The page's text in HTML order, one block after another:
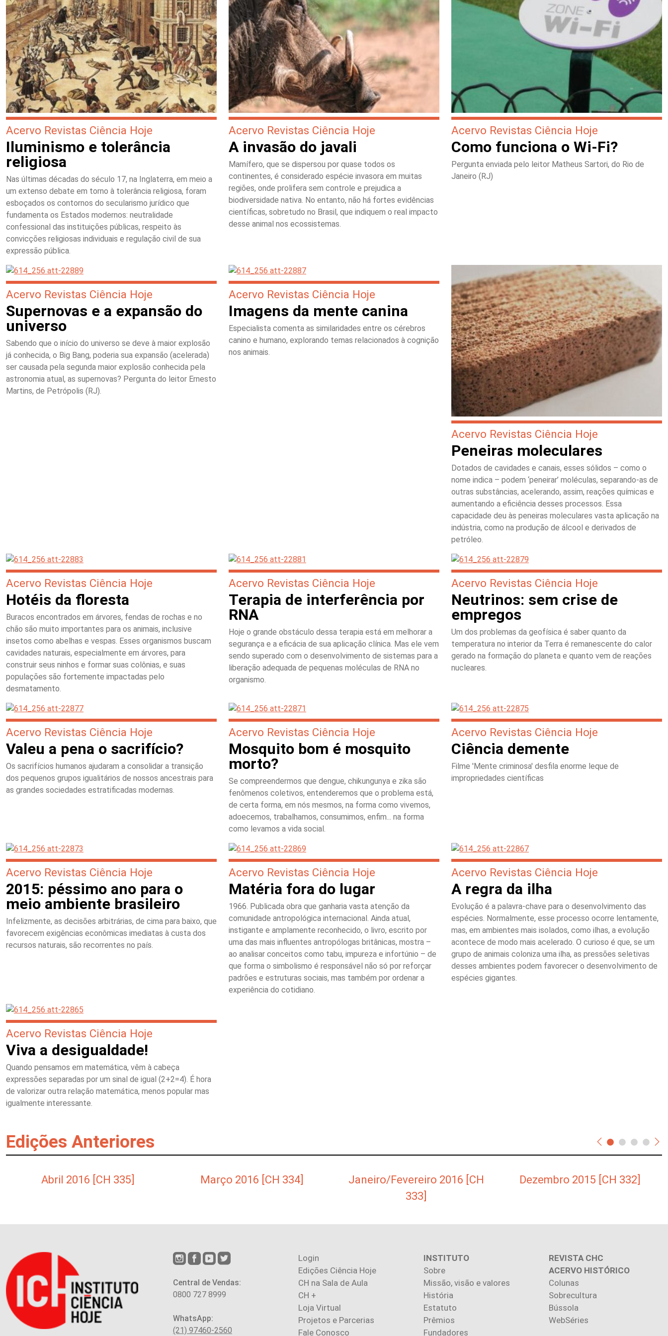
Acervo Revistas Ciência Hoje
Iluminismo e tolerância
religiosa
Nas últimas décadas do século 17, na Inglaterra, em meio a
um extenso debate em torno à tolerância religiosa, foram
esboçados os contornos do secularismo jurídico que
fundamenta os Estados modernos: neutralidade
confessional das instituições públicas, respeito às
convicções religiosas individuais e regulação civil de sua
expressão pública.
Acervo Revistas Ciência Hoje
A invasão do javali
Mamífero, que se dispersou por quase todos os
continentes, é considerado espécie invasora em muitas
regiões, onde prolifera sem controle e prejudica a
biodiversidade nativa. No entanto, não há fortes evidências
científicas, sobretudo no Brasil, que indiquem o real impacto
desse animal nos ecossistemas.
Acervo Revistas Ciência Hoje
Como funciona o Wi-Fi?
Pergunta enviada pelo leitor Matheus Sartori, do Rio de
Janeiro (RJ)
Acervo Revistas Ciência Hoje
Supernovas e a expansão do
universo
Sabendo que o início do universo se deve à maior explosão
já conhecida, o Big Bang, poderia sua expansão (acelerada)
ser causada pela segunda maior explosão conhecida pela
astronomia atual, as supernovas? Pergunta do leitor Ernesto
Martins, de Petrópolis (RJ).
Acervo Revistas Ciência Hoje
Imagens da mente canina
Especialista comenta as similaridades entre os cérebros
canino e humano, explorando temas relacionados à cognição
nos animais.
Acervo Revistas Ciência Hoje
Peneiras moleculares
Dotados de cavidades e canais, esses sólidos – como o
nome indica – podem ‘peneirar’ moléculas, separando-as de
outras substâncias, acelerando, assim, reações químicas e
aumentando a eficiência desses processos. Essa
capacidade deu às peneiras moleculares vasta aplicação na
indústria, como na produção de álcool e derivados de
petróleo.
Acervo Revistas Ciência Hoje
Hotéis da floresta
Buracos encontrados em árvores, fendas de rochas e no
chão são muito importantes para os animais, inclusive
insetos como abelhas e vespas. Esses organismos buscam
cavidades naturais, especialmente em árvores, para
construir seus ninhos e formar suas colônias, e suas
populações são fortemente impactadas pelo
desmatamento.
Acervo Revistas Ciência Hoje
Terapia de interferência por
RNA
Hoje o grande obstáculo dessa terapia está em melhorar a
segurança e a eficácia de sua aplicação clínica. Mas ele vem
sendo superado com o desenvolvimento de sistemas para a
liberação adequada de pequenas moléculas de RNA no
organismo.
Acervo Revistas Ciência Hoje
Neutrinos: sem crise de
empregos
Um dos problemas da geofísica é saber quanto da
temperatura no interior da Terra é remanescente do calor
gerado na formação do planeta e quanto vem de reações
nucleares.
Acervo Revistas Ciência Hoje
Valeu a pena o sacrifício?
Os sacrifícios humanos ajudaram a consolidar a transição
dos pequenos grupos igualitários de nossos ancestrais para
as grandes sociedades estratificadas modernas.
Acervo Revistas Ciência Hoje
Mosquito bom é mosquito
morto?
Se compreendermos que dengue, chikungunya e zika são
fenômenos coletivos, entenderemos que o problema está,
de certa forma, em nós mesmos, na forma como vivemos,
adoecemos, trabalhamos, consumimos, enfim... na forma
como levamos a vida social.
Acervo Revistas Ciência Hoje
Ciência demente
Filme 'Mente criminosa' desfila enorme leque de
impropriedades científicas
Acervo Revistas Ciência Hoje
2015: péssimo ano para o
meio ambiente brasileiro
Infelizmente, as decisões arbitrárias, de cima para baixo, que
favorecem exigências econômicas imediatas à custa dos
recursos naturais, são recorrentes no país.
Acervo Revistas Ciência Hoje
Matéria fora do lugar
1966. Publicada obra que ganharia vasta atenção da
comunidade antropológica internacional. Ainda atual,
instigante e amplamente reconhecido, o livro, escrito por
uma das mais influentes antropólogas britânicas, mostra –
ao analisar conceitos como tabu, impureza e infortúnio – de
que forma o simbolismo é responsável não só por reforçar
padrões e estruturas sociais, mas também por ordenar a
experiência do cotidiano.
Acervo Revistas Ciência Hoje
A regra da ilha
Evolução é a palavra-chave para o desenvolvimento das
espécies. Normalmente, esse processo ocorre lentamente,
mas, em ambientes mais isolados, como ilhas, a evolução
acontece de modo mais acelerado. O curioso é que, se um
grupo de animais coloniza uma ilha, as pressões seletivas
desses ambientes podem favorecer o desenvolvimento de
espécies gigantes.
Acervo Revistas Ciência Hoje
Viva a desigualdade!
Quando pensamos em matemática, vêm à cabeça
expressões separadas por um sinal de igual (2+2=4). É hora
de valorizar outra relação matemática, menos popular mas
igualmente interessante.
Edições Anteriores
Abril 2016 [CH 335] Março 2016 [CH 334]
Janeiro/Fevereiro 2016 [CH
333]
Dezembro 2015 [CH 332]
Central de Vendas:
0800 727 8999
WhatsApp:
(21) 97460-2560
Login
Edições Ciência Hoje
CH na Sala de Aula
CH +
Loja Virtual
Projetos e Parcerias
Fale Conosco
INSTITUTO
Sobre
Missão, visão e valores
História
Estatuto
Prêmios
Fundadores
REVISTA CHC
ACERVO HISTÓRICO
Colunas
Sobrecultura
Bússola
WebSéries